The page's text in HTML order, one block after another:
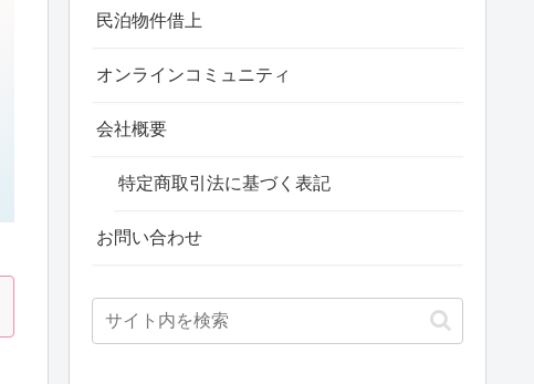
民泊物件借上
オンラインコミュニティ
会社概要
特定商取引法に基づく表記
お問い合わせ